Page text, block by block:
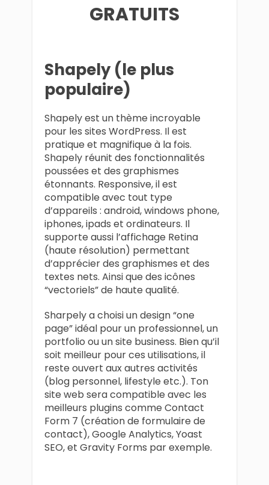
GRATUITS
Shapely (le plus
populaire)
Shapely est un thème incroyable
pour les sites WordPress. Il est
pratique et magnifique à la fois.
Shapely réunit des fonctionnalités
poussées et des graphismes
étonnants. Responsive, il est
compatible avec tout type
d’appareils : android, windows phone,
iphones, ipads et ordinateurs. Il
supporte aussi l’affichage Retina
(haute résolution) permettant
d’apprécier des graphismes et des
textes nets. Ainsi que des icônes
“vectoriels” de haute qualité.
Sharpely a choisi un design “one
page” idéal pour un professionnel, un
portfolio ou un site business. Bien qu’il
soit meilleur pour ces utilisations, il
reste ouvert aux autres activités
(blog personnel, lifestyle etc.). Ton
site web sera compatible avec les
meilleurs plugins comme Contact
Form 7 (création de formulaire de
contact), Google Analytics, Yoast
SEO, et Gravity Forms par exemple.